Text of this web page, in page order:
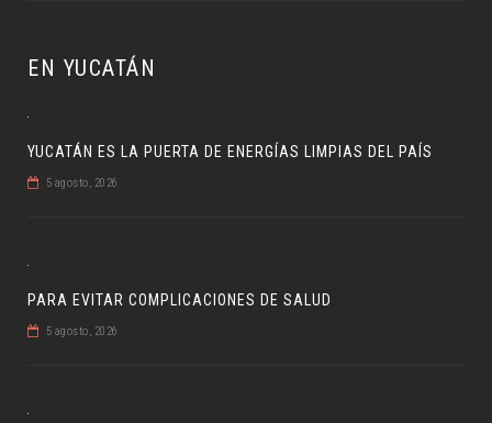
EN YUCATÁN
YUCATÁN ES LA PUERTA DE ENERGÍAS LIMPIAS DEL PAÍS
5 agosto, 2026
PARA EVITAR COMPLICACIONES DE SALUD
5 agosto, 2026